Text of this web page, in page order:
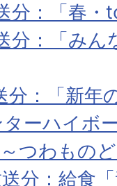
分：「春・
分：「み
分：「新年
ーハイボ
つわもの
分：給食